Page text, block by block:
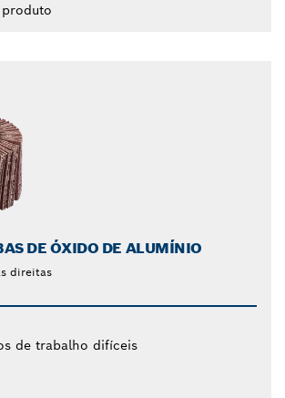
DE ÓXIDO DE ALUMÍNIO
direitas
de trabalho difíceis